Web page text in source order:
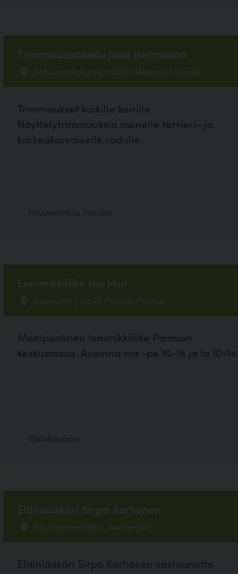
Trimmauspalvelu Jussi Hermunen
Sahaajankatu 49, 00880 Helsinki, Helsinki
Trimmaukset kaikille koirille.
Näyttelytrimmauksia monelle terrieri- ja
karkeakarvaiselle rodulle.
Lemmikkiliike HurMur
Asematie 1, 21530 Paimio, Paimio
Monipuolinen lemmikkiliike Paimion
keskustassa. Avoinna ma -pe 10-18 ja la 10-14
Eläinlääkäri Sirpa Korhonen
Rautalammintie 2, Suonenjoki
Eläinlääkäri Sirpa Korhosen vastaanotto